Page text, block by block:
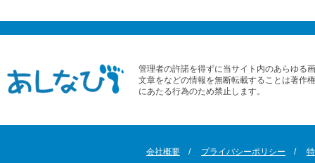
管理者の許諾を得ずに当サイト内のあらゆる
文章をなどの情報を無断転載することは著作
にあたる行為のため禁止します。
会社概要 プライバシーポリシー